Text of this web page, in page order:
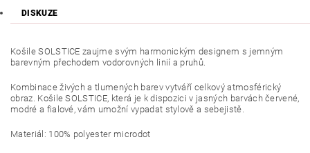
DISKUZE
Košile SOLSTICE zaujme svým harmonickým designem s jemným
barevným přechodem vodorovných linií a pruhů.
Kombinace živých a tlumených barev vytváří celkový atmosférický
obraz. Košile SOLSTICE, která je k dispozici v jasných barvách červené,
modré a fialové, vám umožní vypadat stylově a sebejistě.
Materiál: 100% polyester microdot